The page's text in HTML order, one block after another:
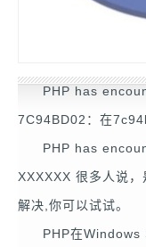
PHP has
7C94BD02：在
PHP has
XXXXXX 很多人说
解决,你可以试试。
PHP在